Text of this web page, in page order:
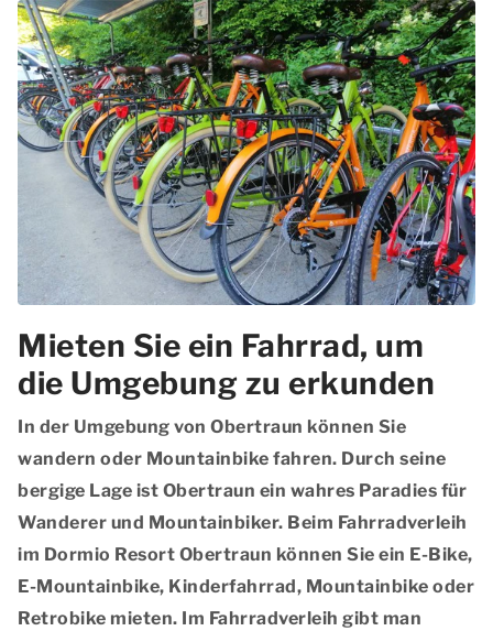
Mieten Sie ein Fahrrad, um
die Umgebung zu erkunden
In der Umgebung von Obertraun können Sie
wandern oder Mountainbike fahren. Durch seine
bergige Lage ist Obertraun ein wahres Paradies für
Wanderer und Mountainbiker. Beim Fahrradverleih
im Dormio Resort Obertraun können Sie ein E-Bike,
E-Mountainbike, Kinderfahrrad, Mountainbike oder
Retrobike mieten. Im Fahrradverleih gibt man